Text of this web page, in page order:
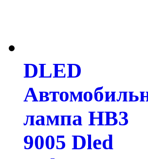
DLED
лампа HB3
9005 Dled